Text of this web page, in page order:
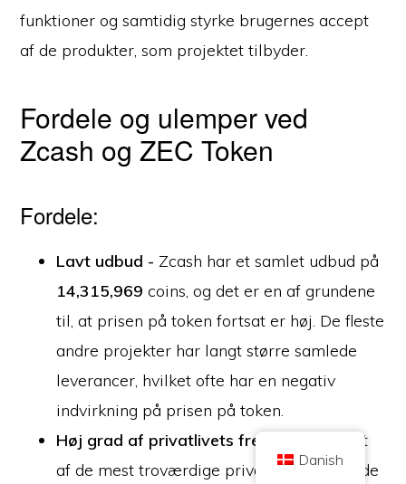
funktioner og samtidig styrke brugernes accept
af de produkter, som projektet tilbyder.
Fordele og ulemper ved
Zcash og ZEC Token
Fordele:
Lavt udbud - Zcash har et samlet udbud på
14,315,969coins, og det er en af grundene
til, at prisen på token fortsat er høj. De fleste
andre projekter har langt større samlede
leverancer, hvilket ofte har en negativ
indvirkning på prisen på token.
Høj grad af privatlivets fred -
Zcash er et
af de mest troværdige privatlivsorienterede
Copyright © 2026 Brilliant British Ltd, der handler som Coin Kickoff
Storbritannien, W1W 5PF
resultater er ikke vejledende for fremtidige resultater. Investering i
kryptovaluta er forbundet med risiko.
Kryptovaluta er ikke reguleret af den britiske Financial Conduct Authority og
Compensation Scheme eller inden for den britiske Financial Ombudsman
Service' kompetenceområde. Investering i kryptovaluta er forbundet med
risiko, og kryptovaluta kan stige i værdi eller miste en del af eller hele
værdien. Kapitalvindingsskat kan være gældende for overskud fra salg af
POLITIK OM BESKYTTELSE AF PERSONLIGE OPLYSNINGER KONTAKT OS
Danish